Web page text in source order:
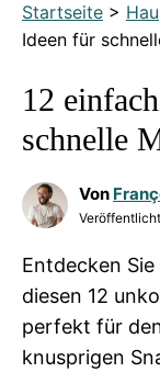
Startseite >
Ideen für
12
schnelle
Von
Entdecken
diesen 12
perfekt für
knusprigen